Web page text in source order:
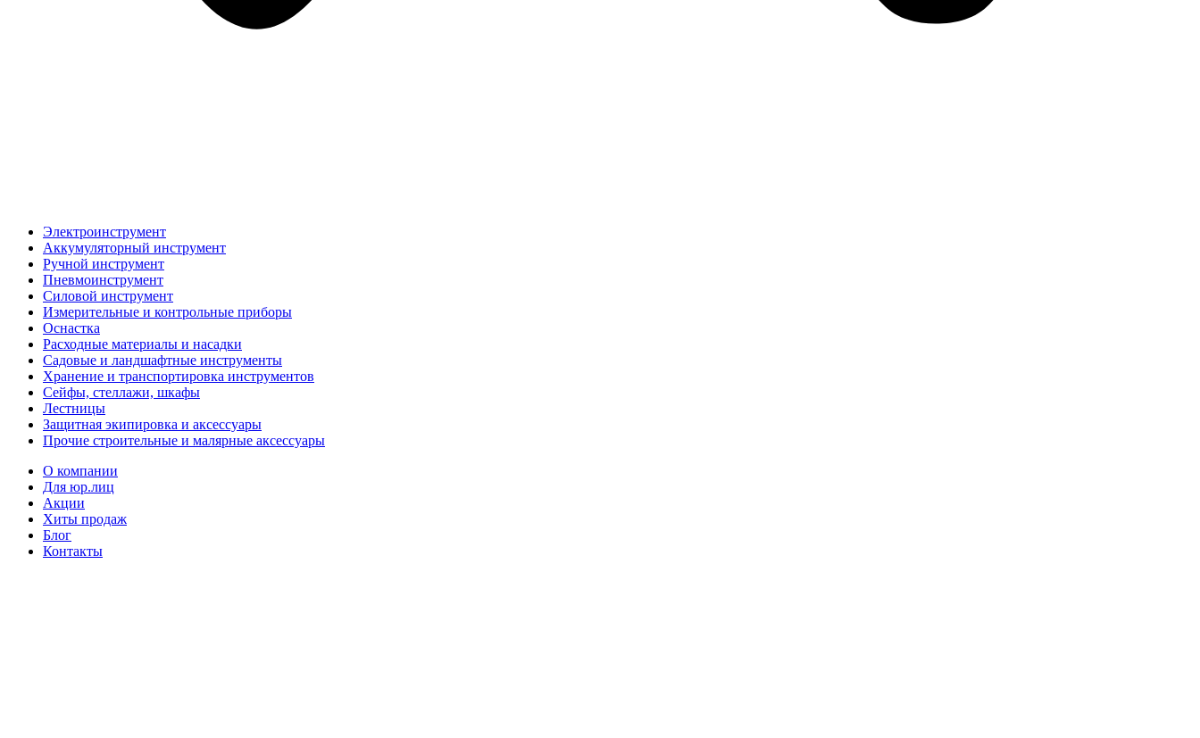
Электроинструмент
Аккумуляторный инструмент
Ручной инструмент
Пневмоинструмент
Силовой инструмент
Измерительные и контрольные приборы
Оснастка
Расходные материалы и насадки
Садовые и ландшафтные инструменты
Хранение и транспортировка инструментов
Сейфы, стеллажи, шкафы
Лестницы
Защитная экипировка и аксессуары
Прочие строительные и малярные аксессуары
О компании
Для юр.лиц
Акции
Хиты продаж
Блог
Контакты